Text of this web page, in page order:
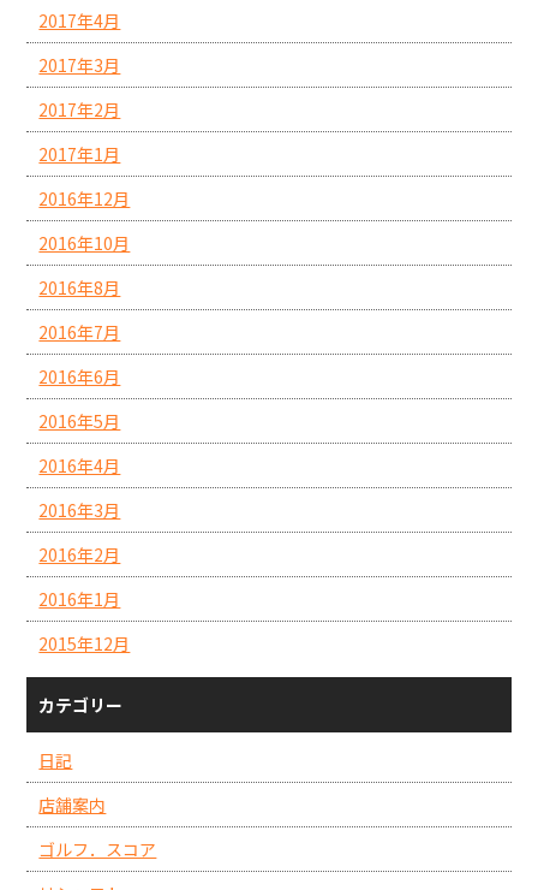
2017年4月
2017年3月
2017年2月
2017年1月
2016年12月
2016年10月
2016年8月
2016年7月
2016年6月
2016年5月
2016年4月
2016年3月
2016年2月
2016年1月
2015年12月
カテゴリー
日記
店舗案内
ゴルフ．スコア